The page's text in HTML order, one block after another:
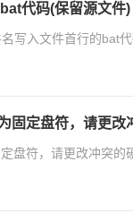
代码(保留源文件)
写入文件首行的bat
固定盘符，请更改
盘符，请更改冲突的